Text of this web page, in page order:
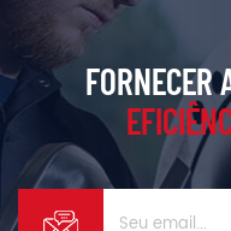
FORNECER